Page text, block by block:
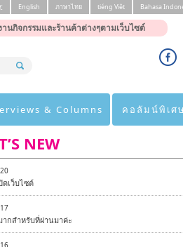
นกิจกรรมและร้านค้าต่างๆตามเว็บไซต์
English ภาษาไทย tiéng Viêt Bahasa
& Columns คอลัมน์พิเศษ
NEW
เว็บไซต์
กสำหรับที่ผ่านมาค่ะ